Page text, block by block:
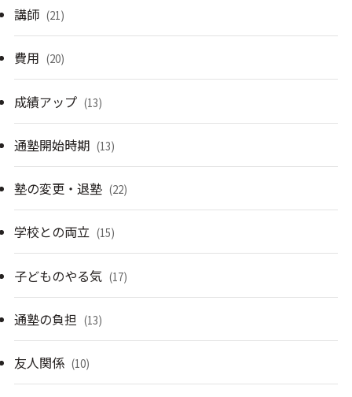
講師 (21)
費用 (20)
成績アップ (13)
通塾開始時期 (13)
塾の変更・退塾 (22)
学校との両立 (15)
子どものやる気 (17)
通塾の負担 (13)
友人関係 (10)